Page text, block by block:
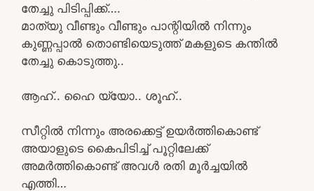
തേച്ചു പിടിപ്പിക്ക്‌….
മാത്യു വീണ്ടും വീണ്ടും പാന്റിയിൽ നിന്നും
കുണ്ണപ്പാൽ തൊണ്ടിയെടുത്ത് മകളുടെ കന്തിൽ
തേച്ചു കൊടുത്തു..
ആഹ്.. ഹൈ യ്യോ.. ശൂഹ്..
സീറ്റിൽ നിന്നും അരക്കെട്ട് ഉയർത്തികൊണ്ട്
അയാളുടെ കൈപിടിച്ച് പൂറ്റിലേക്ക്
അമർത്തികൊണ്ട് അവൾ രതി മൂർച്ചയിൽ
എത്തി…